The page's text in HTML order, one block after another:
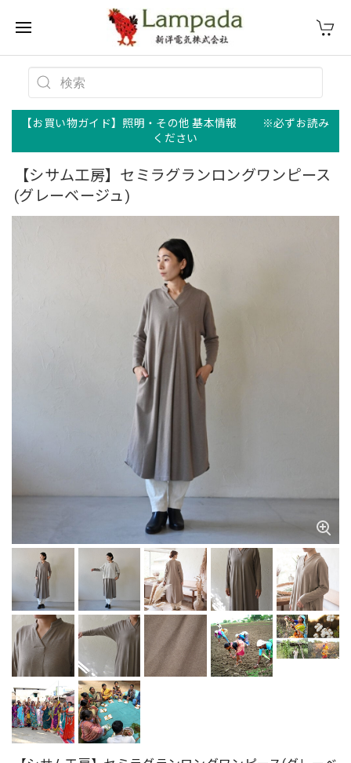
【お買い物ガイド】照明・その他 基本情報 ※必ずお読み
ください
【シサム工房】セミラグランロングワンピース
(グレーベージュ)